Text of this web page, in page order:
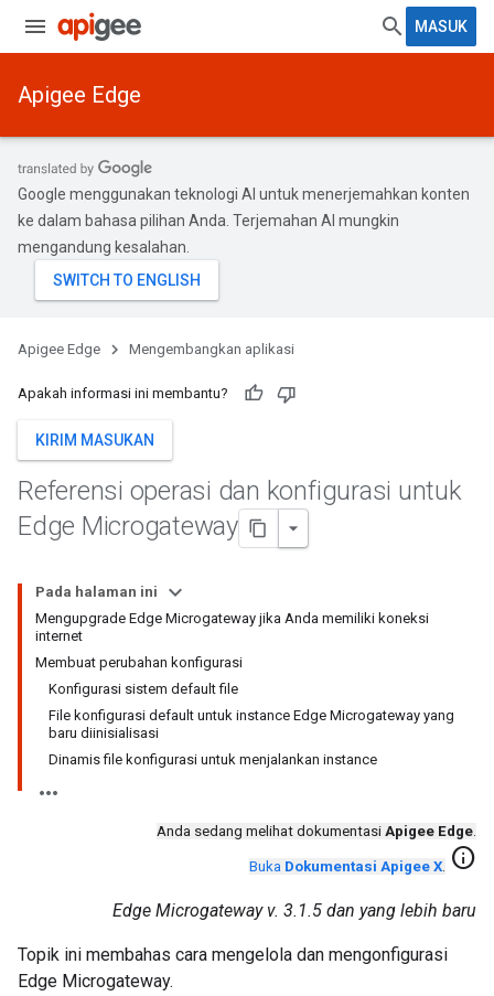
MASUK
Apigee Edge
Google menggunakan teknologi AI untuk menerjemahkan konten
ke dalam bahasa pilihan Anda. Terjemahan AI mungkin
mengandung kesalahan.
Apigee Edge Mengembangkan aplikasi
Apakah informasi ini membantu?
KIRIM MASUKAN
Referensi operasi dan konfigurasi untuk
Edge Microgateway
Pada halaman ini
Mengupgrade Edge Microgateway jika Anda memiliki koneksi
internet
Membuat perubahan konfigurasi
Konfigurasi sistem default file
File konfigurasi default untuk instance Edge Microgateway yang
baru diinisialisasi
Dinamis file konfigurasi untuk menjalankan instance
Anda sedang melihat dokumentasi Apigee Edge.
Buka Dokumentasi Apigee X. info
Edge Microgateway v. 3.1.5 dan yang lebih baru
Topik ini membahas cara mengelola dan mengonfigurasi
Edge Microgateway.